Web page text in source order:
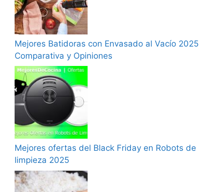
Mejores Batidoras con Envasado al Vacío 2025
Comparativa y Opiniones
Mejores ofertas del Black Friday en Robots de
limpieza 2025